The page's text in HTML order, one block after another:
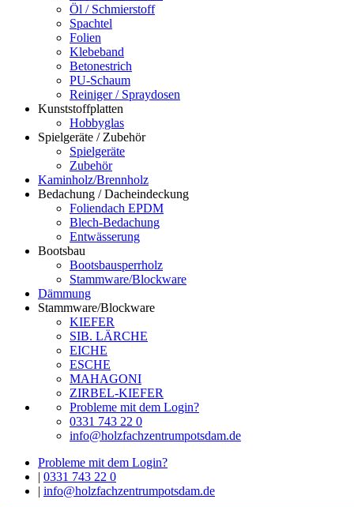
Öl / Schmierstoff
Spachtel
Folien
Klebeband
Betonestrich
PU-Schaum
Reiniger / Spraydosen
Kunststoffplatten
Hobbyglas
Spielgeräte / Zubehör
Spielgeräte
Zubehör
Kaminholz/Brennholz
Bedachung / Dacheindeckung
Foliendach EPDM
Blech-Bedachung
Entwässerung
Bootsbau
Bootsbausperrholz
Stammware/Blockware
Dämmung
Stammware/Blockware
KIEFER
SIB. LÄRCHE
EICHE
ESCHE
MAHAGONI
ZIRBEL-KIEFER
Probleme mit dem Login?
0331 743 22 0
info@holzfachzentrumpotsdam.de
Probleme mit dem Login?
| 0331 743 22 0
| info@holzfachzentrumpotsdam.de